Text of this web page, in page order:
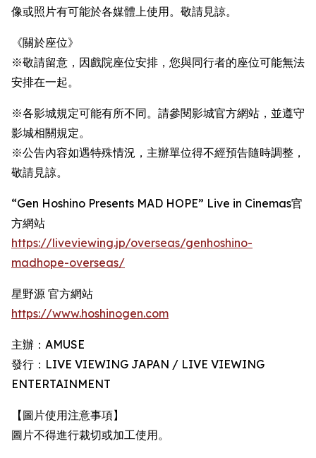
像或照片有可能於各媒體上使用。敬請見諒。
《關於座位》
※敬請留意，因戲院座位安排，您與同行者的座位可能無法
安排在一起。
※各影城規定可能有所不同。請參閱影城官方網站，並遵守
影城相關規定。
※公告內容如遇特殊情況，主辦單位得不經預告隨時調整，
敬請見諒。
“Gen Hoshino Presents MAD HOPE” Live in Cinemas官
方網站
https://liveviewing.jp/overseas/genhoshino-
madhope-overseas/
星野源 官方網站
https://www.hoshinogen.com
主辦：AMUSE
發行：LIVE VIEWING JAPAN / LIVE VIEWING
ENTERTAINMENT
【圖片使用注意事項】
圖片不得進行裁切或加工使用。